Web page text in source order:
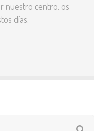
nuestro centro. os
días.